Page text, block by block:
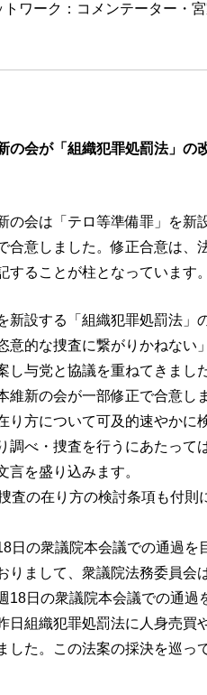
ワーク：コメンテーター・
の会が「組織犯罪処罰法」の
の会は「テロ等準備罪」を新
合意しました。修正合意は、
ることが柱となっています。
新設する「組織犯罪処罰法」
意的な捜査に繋がりかねない
し与党と協議を重ねてきました
維新の会が一部修正で合意し
り方について可及的速やかに
調べ・捜査を行うにあたって
言を盛り込みます。
査の在り方の検討条項も付則
日の衆議院本会議での通過を
りまして、衆議院法務委員会
18日の衆議院本会議での通過
日組織犯罪処罰法に人身売買
した。この法案の採決を巡っ